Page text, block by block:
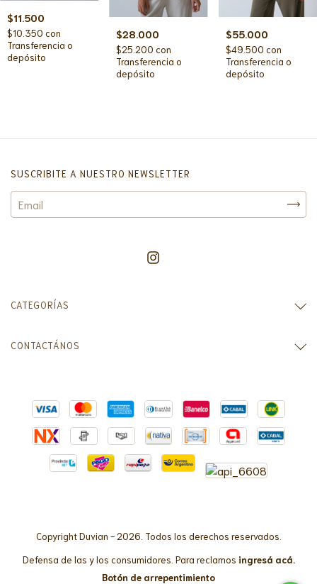
$11.500
$10.350 con
Transferencia o
depósito
$28.000
$25.200con
Transferencia o
depósito
$55.000
$49.500 con
Transferencia o
depósito
SUSCRIBITE A NUESTRO NEWSLETTER
CATEGORÍAS
CONTACTÁNOS
Copyright Duvian - 2026. Todos los derechos reservados.
Defensa de las y los consumidores. Para reclamos ingresá acá.
Botón de arrepentimiento